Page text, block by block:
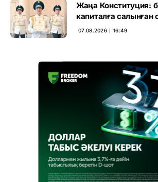
Жаңа Конституция:
капиталға салынған
негіз
07.08.2026 ∣ 16:49